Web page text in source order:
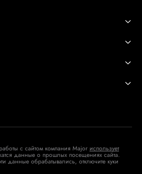
с сайтом компания Major использует
данные о прошлых посещениях сайта.
данные обрабатывались, отключите куки